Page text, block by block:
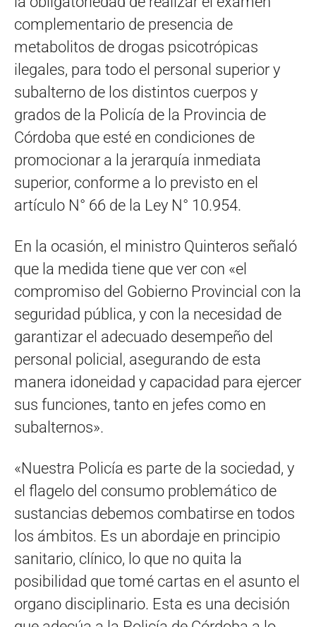
complementario de presencia de
metabolitos de drogas psicotrópicas
ilegales, para todo el personal superior y
subalterno de los distintos cuerpos y
grados de la Policía de la Provincia de
Córdoba que esté en condiciones de
promocionar a la jerarquía inmediata
superior, conforme a lo previsto en el
artículo N° 66 de la Ley N° 10.954.
En la ocasión, el ministro Quinteros señaló
que la medida tiene que ver con «el
compromiso del Gobierno Provincial con la
seguridad pública, y con la necesidad de
garantizar el adecuado desempeño del
personal policial, asegurando de esta
manera idoneidad y capacidad para ejercer
sus funciones, tanto en jefes como en
subalternos».
«Nuestra Policía es parte de la sociedad, y
el flagelo del consumo problemático de
sustancias debemos combatirse en todos
los ámbitos. Es un abordaje en principio
sanitario, clínico, lo que no quita la
posibilidad que tomé cartas en el asunto el
organo disciplinario. Esta es una decisión